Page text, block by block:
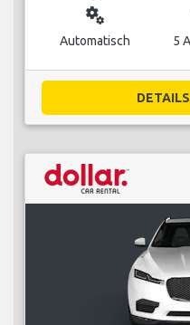
miscellaneous_services
Automatisch 5